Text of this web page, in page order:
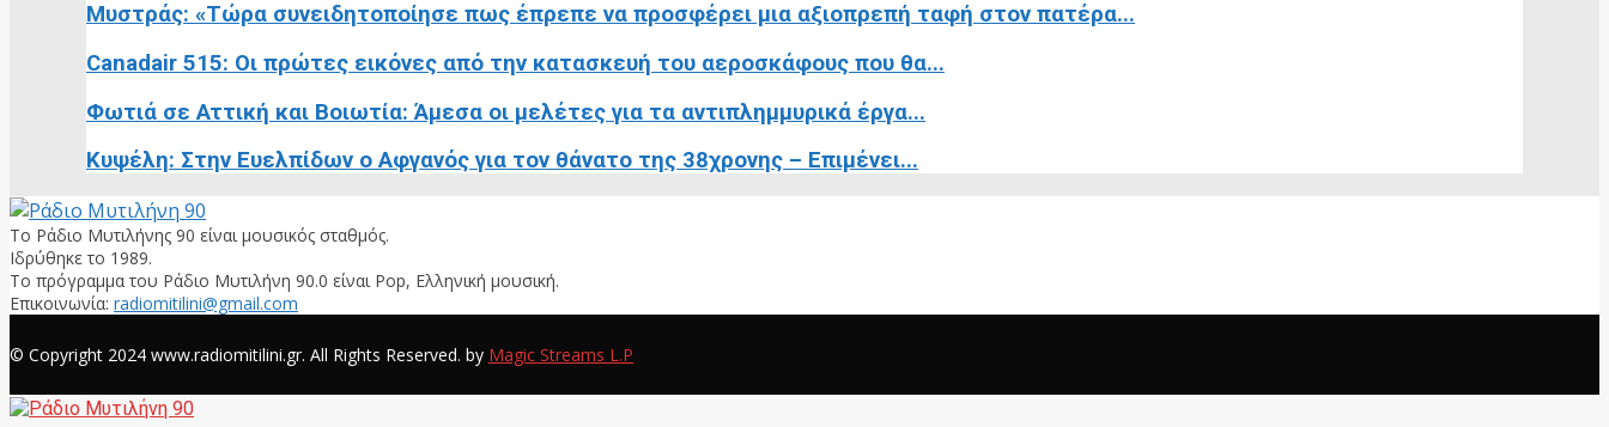
Μυστράς: «Τώρα συνειδητοποίησε πως έπρεπε να προσφέρει μια αξιοπρεπή ταφή στον πατέρα...
Canadair 515: Οι πρώτες εικόνες από την κατασκευή του αεροσκάφους που θα...
Φωτιά σε Αττική και Βοιωτία: Άμεσα οι μελέτες για τα αντιπλημμυρικά έργα...
Κυψέλη: Στην Ευελπίδων ο Αφγανός για τον θάνατο της 38χρονης – Επιμένει...
Το Ράδιο Μυτιλήνης 90 είναι μουσικός σταθμός.
Ιδρύθηκε το 1989.
Το πρόγραμμα του Ράδιο Μυτιλήνη 90.0 είναι Pop, Ελληνική μουσική.
Επικοινωνία: radiomitilini@gmail.com
© Copyright 2024 www.radiomitilini.gr. All Rights Reserved. by Magic Streams L.P